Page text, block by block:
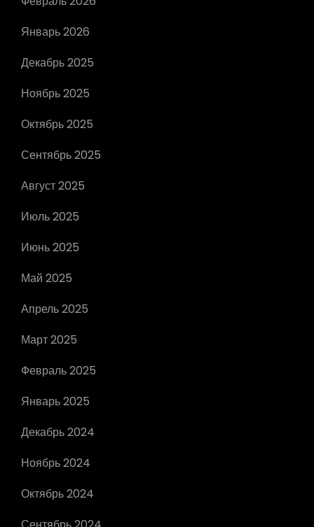
Январь 2026
Декабрь 2025
Ноябрь 2025
Октябрь 2025
Сентябрь 2025
Август 2025
Июль 2025
Июнь 2025
Май 2025
Апрель 2025
Март 2025
Февраль 2025
Январь 2025
Декабрь 2024
Ноябрь 2024
Октябрь 2024